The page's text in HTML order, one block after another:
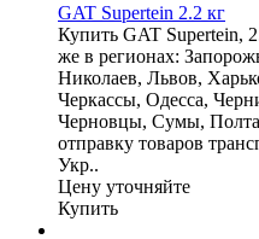
GAT Supertein 2.2 кг
Купить GAT Supertein,
же в регионах:
Николаев, Львов,
Черкассы, Одесса,
Черновцы, Сумы,
отправку товаров
Укр..
Цену уточняйте
Купить